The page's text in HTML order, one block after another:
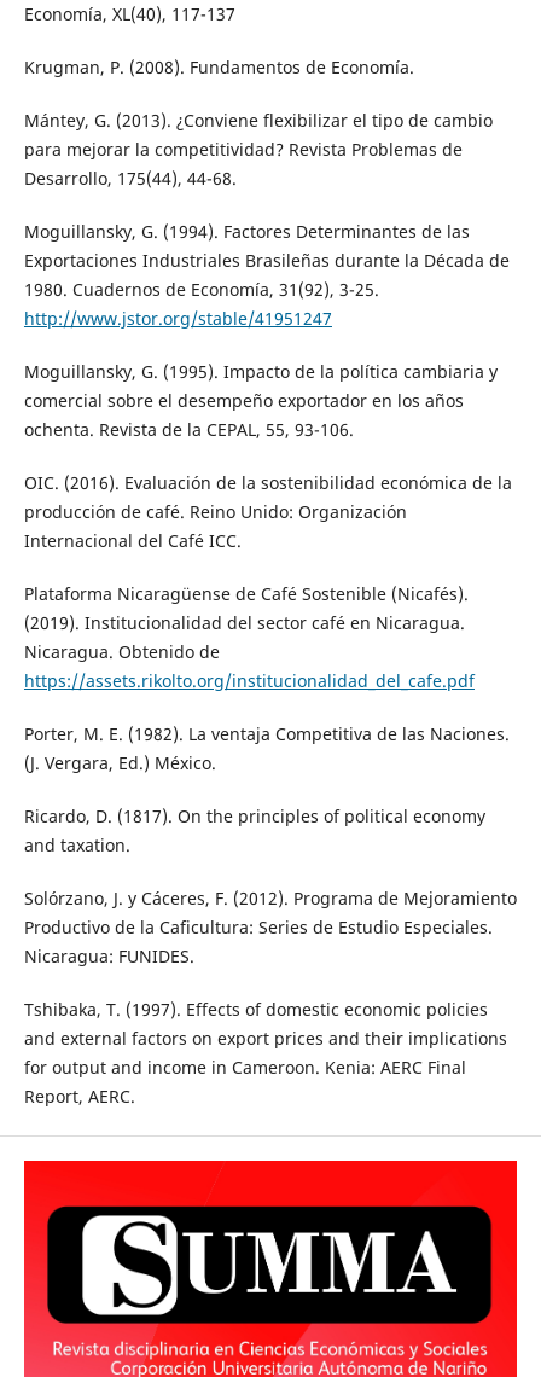
Economía, XL(40), 117-137
Krugman, P. (2008). Fundamentos de Economía.
Mántey, G. (2013). ¿Conviene flexibilizar el tipo de cambio
para mejorar la competitividad? Revista Problemas de
Desarrollo, 175(44), 44-68.
Moguillansky, G. (1994). Factores Determinantes de las
Exportaciones Industriales Brasileñas durante la Década de
1980. Cuadernos de Economía, 31(92), 3-25.
http://www.jstor.org/stable/41951247
Moguillansky, G. (1995). Impacto de la política cambiaria y
comercial sobre el desempeño exportador en los años
ochenta. Revista de la CEPAL, 55, 93-106.
OIC. (2016). Evaluación de la sostenibilidad económica de la
producción de café. Reino Unido: Organización
Internacional del Café ICC.
Plataforma Nicaragüense de Café Sostenible (Nicafés).
(2019). Institucionalidad del sector café en Nicaragua.
Nicaragua. Obtenido de
https://assets.rikolto.org/institucionalidad_del_cafe.pdf
Porter, M. E. (1982). La ventaja Competitiva de las Naciones.
(J. Vergara, Ed.) México.
Ricardo, D. (1817). On the principles of political economy
and taxation.
Solórzano, J. y Cáceres, F. (2012). Programa de Mejoramiento
Productivo de la Caficultura: Series de Estudio Especiales.
Nicaragua: FUNIDES.
Tshibaka, T. (1997). Effects of domestic economic policies
and external factors on export prices and their implications
for output and income in Cameroon. Kenia: AERC Final
Report, AERC.